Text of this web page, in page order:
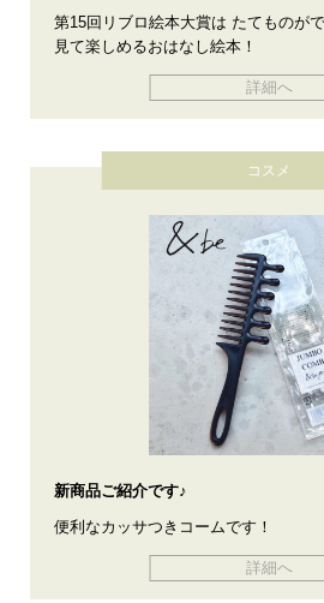
第15回リブロ絵本大賞は たてものが
見て楽しめるおはなし絵本！
詳細へ
コスメ
新商品ご紹介です♪
便利なカッサつきコームです！
詳細へ